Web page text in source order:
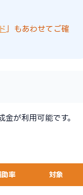
」もあわせてご確
が利用可能です。
助率 対象